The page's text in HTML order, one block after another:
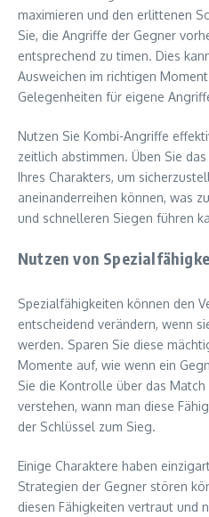
maximieren und den erlittenen
Sie, die Angriffe der Gegner
entsprechend zu timen. Dies
Ausweichen im richtigen
Gelegenheiten für eigene
Nutzen Sie Kombi-Angriffe
zeitlich abstimmen. Üben Sie
Ihres Charakters, um
aneinanderreihen können, was
und schnelleren Siegen führen
Nutzen von
Spezialfähigkeiten können den
entscheidend verändern, wenn
werden. Sparen Sie diese
Momente auf, wie wenn ein
Sie die Kontrolle über das
verstehen, wann man diese
der Schlüssel zum Sieg.
Einige Charaktere haben
Strategien der Gegner stören
diesen Fähigkeiten vertraut und